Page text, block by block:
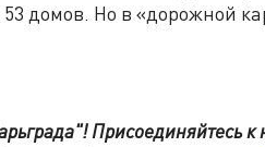
домов. Но в «дорожной
Присоединяйтесь к